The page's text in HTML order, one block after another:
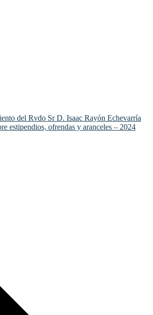
del Rvdo Sr D. Isaac Rayón Echevarría
estipendios, ofrendas y aranceles – 2024